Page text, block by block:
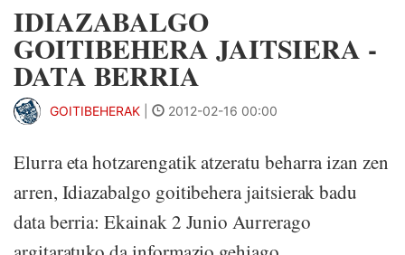
IDIAZABALGO
GOITIBEHERA JAITSIERA -
DATA BERRIA
GOITIBEHERAK 2012-02-16 00:00
Elurra eta hotzarengatik atzeratu beharra izan zen
arren, Idiazabalgo goitibehera jaitsierak badu
data berria: Ekainak 2 Junio Aurrerago